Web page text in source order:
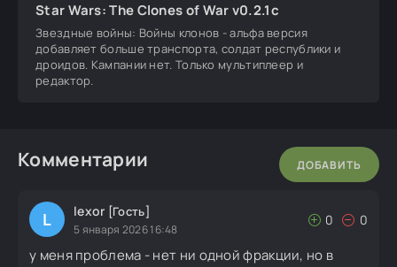
Star Wars: The Clones of War v0.2.1c
Звездные войны: Войны клонов - альфа версия
добавляет больше транспорта, солдат республики и
дроидов. Кампании нет. Только мультиплеер и
редактор.
Комментарии ДОБАВИТЬ
L lexor [Гость]
5 января 2026 16:48
0 0
у меня проблема - нет ни одной фракции, но в